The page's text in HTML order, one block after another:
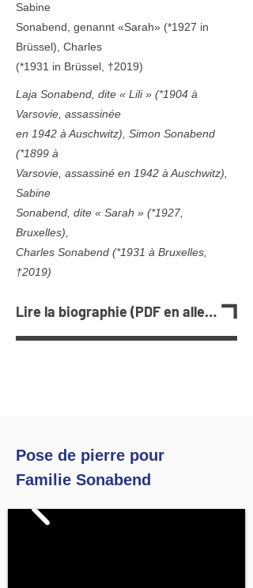
Sabine
Sonabend, genannt «Sarah» (*1927 in
Brüssel), Charles
(*1931 in Brüssel, †2019)
Laja Sonabend, dite « Lili » (*1904 à
Varsovie, assassinée
en 1942 à Auschwitz), Simon Sonabend
(*1899 à
Varsovie, assassiné en 1942 à Auschwitz),
Sabine
Sonabend, dite « Sarah » (*1927
Bruxelles),
Charles Sonabend (*1931 à Bruxelles,
†2019)
Lire la biographie (PDF en allemand)
Pose de pierre pour
Familie Sonabend